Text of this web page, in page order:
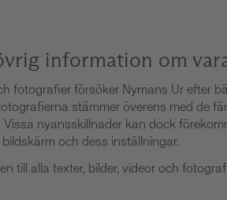
information om
fotografier försöker Nymans Ur efter
stämmer överens med de
Vissa nyansskillnader kan dock
och dess inställningar.
till alla texter, bilder, videor och